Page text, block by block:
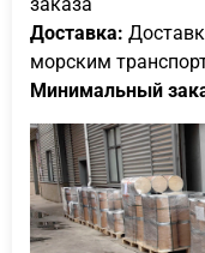
заказа
Доставка:
морским
Минимальный